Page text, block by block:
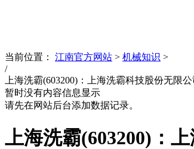
当前位置： 江南官方网站 > 机械知识 >
/
上海洗霸(603200)：上海洗霸科技股份无限
暂时没有内容信息显示
请先在网站后台添加数据记录。
上海洗霸(603200)：